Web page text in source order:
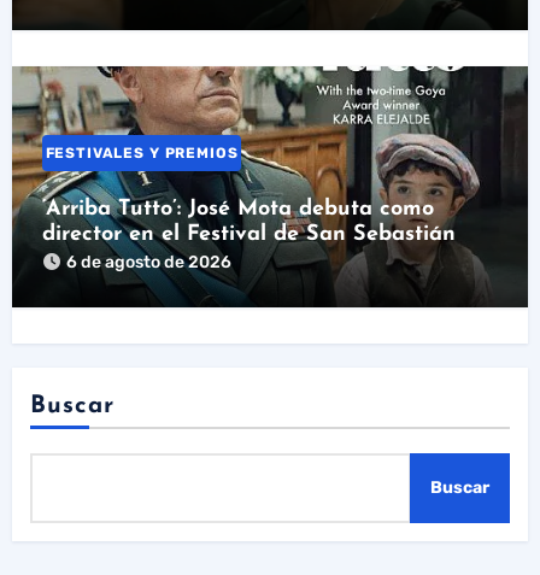
FESTIVALES Y PREMIOS
‘Arriba Tutto’: José Mota debuta como
director en el Festival de San Sebastián
6 de agosto de 2026
Buscar
Buscar